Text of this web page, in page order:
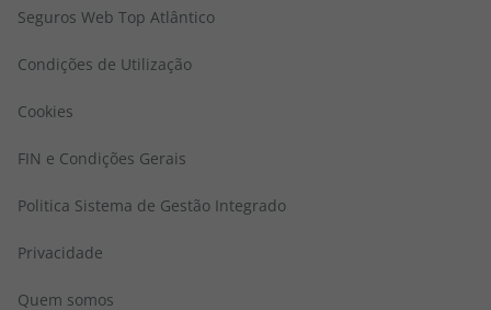
Seguros Web Top Atlântico
Condições de Utilização
Cookies
FIN e Condições Gerais
Politica Sistema de Gestão Integrado
Privacidade
Quem somos